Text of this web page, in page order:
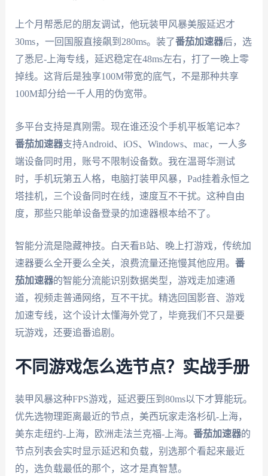
上个月帮悉尼的朋友调试，他玩装甲风暴美服延迟才
30ms，一回国服直接飙到280ms。装了番茄加速器后，选
了悉尼-上海专线，延迟稳定在48ms左右，打了一晚上零
掉线。这背后是独享100M带宽的底气，不是那种共享
100M却分给一千人用的伪宽带。
多平台支持是真刚需。现在谁还没个手机平板笔记本？
番茄加速器支持Android、iOS、Windows、mac，一人多
端设备同时用，账号不限制设备数。我在温哥华测试
时，手机玩第五人格，电脑打装甲风暴，Pad挂着永恒之
塔挂机，三个设备同时在线，速度互不干扰。这种自由
度，那些只能单设备登录的加速器根本给不了。
智能分流是隐藏神技。白天看B站、晚上打游戏，传统加
速器要么全开要么全关，浪费流量还拖慢其他应用。 番
茄加速器的智能分流能识别数据类型，游戏走加速通
道，视频走普通网络，互不干扰。精选回国影音、游戏
加速专线，这个设计太懂海外党了，毕竟我们不只是要
玩游戏，还要追番追剧。
不同游戏怎么选节点？实战手册
装甲风暴这种FPS游戏，延迟要压到80ms以下才算能玩。
优先选物理距离最近的节点，美西玩家走洛杉矶-上海，
美东走纽约-上海，欧洲走法兰克福-上海。 番茄加速器的
节点列表会实时显示延迟和负载，别选那个看起来最近
的，选负载最低的那个，这才是真智慧。